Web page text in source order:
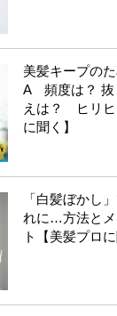
美髪キープの
A 頻度は？
えは？ ヒリヒ
に聞く】
「白髪ぼかし
れに…方法とメ
ト【美髪プロに